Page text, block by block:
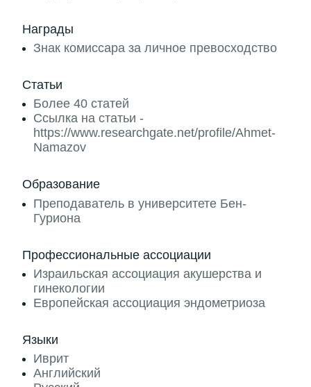
Награды
Знак комиссара за личное превосходство
Статьи
Более 40 статей
Ссылка на статьи -
https://www.researchgate.net/profile/Ahmet-
Namazov
Образование
Преподаватель в университете Бен-
Гуриона
Профессиональные ассоциации
Израильская ассоциация акушерства и
гинекологии
Европейская ассоциация эндометриоза
Языки
Иврит
Английский